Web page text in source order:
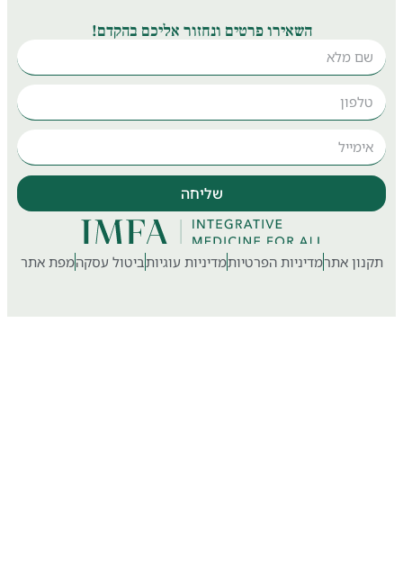
השאירו פרטים ונחזור אליכם בהקדם!
שליחה
אתרמדיניות הפרטיותמדיניות עוגיות ביטול עסקה מפת אתר